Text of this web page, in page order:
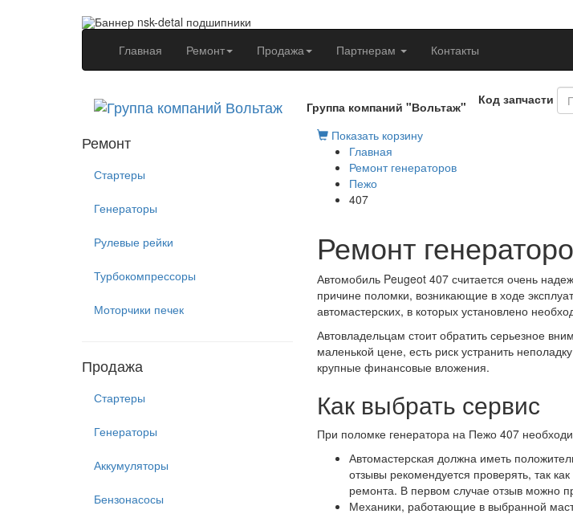
Главная (current)Ремонт Продажа Партнерам Контакты
Группа компаний "Вольтаж"
Код запчасти
Ремонт
Стартеры
Генераторы
Рулевые рейки
Турбокомпрессоры
Моторчики печек
Продажа
Стартеры
Генераторы
Аккумуляторы
Бензонасосы
Показать корзину
Главная
Ремонт генераторов
Пежо
407
Ремонт
Автомобиль Peugeot 407 считается очень
причине поломки, возникающие в ходе
автомастерских, в которых установлено
Автовладельцам стоит обратить серьезное
маленькой цене, есть риск устранить
крупные финансовые вложения.
Как выбрать сервис
При поломке генератора на Пежо 407
Автомастерская должна иметь
отзывы рекомендуется проверять, так
ремонта. В первом случае отзыв можно
Механики, работающие в выбранной